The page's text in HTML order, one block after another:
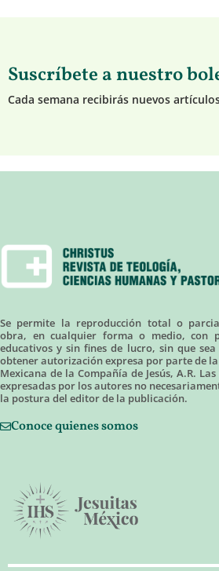
Suscríbete a nuestro
Cada semana recibirás nuevos
Se permite la reproducción total o
obra, en cualquier forma o medio, con
educativos y sin fines de lucro, sin que sea
obtener autorización expresa por parte de
Mexicana de la Compañía de Jesús, A.R.
expresadas por los autores no
la postura del editor de la publicación.
Conoce quienes somos